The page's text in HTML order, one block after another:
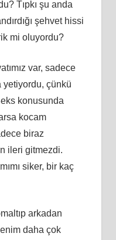
Tıpkı şu anda
şehvet hissi
mi oluyordu?
var, sadece
çünkü
konusunda
kocam
biraz
ileri gitmezdi.
siker, bir kaç
arkadan
daha çok